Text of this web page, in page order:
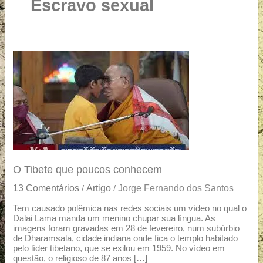
e
Escravo sexual
O Tibete que poucos conhecem
13 Comentários /Artigo /Jorge Fernando dos Santos
Tem causado polêmica nas redes sociais um vídeo no qual o
Dalai Lama manda um menino chupar sua língua. As
imagens foram gravadas em 28 de fevereiro, num subúrbio
de Dharamsala, cidade indiana onde fica o templo habitado
pelo líder tibetano, que se exilou em 1959. No vídeo em
questão, o religioso de 87 anos […]
O
Tibete
que
poucos
conhecem